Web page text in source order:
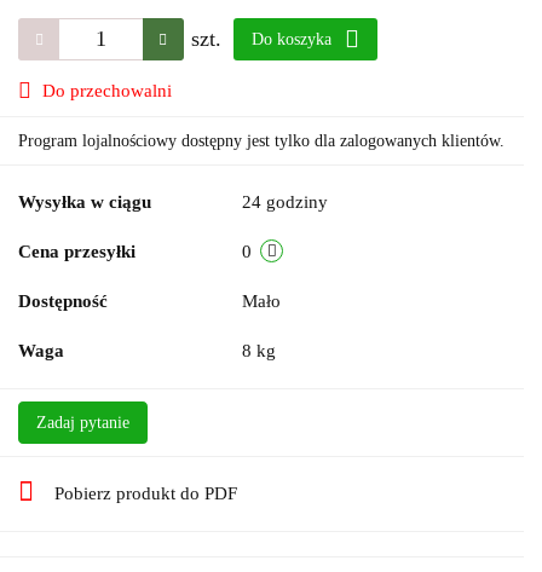
szt. Do koszyka
Do przechowalni
Program lojalnościowy dostępny jest tylko dla zalogowanych klientów.
Wysyłka w ciągu 24 godziny
Cena przesyłki 0
Dostępność Mało
Waga 8 kg
Zadaj pytanie
Pobierz produkt do PDF